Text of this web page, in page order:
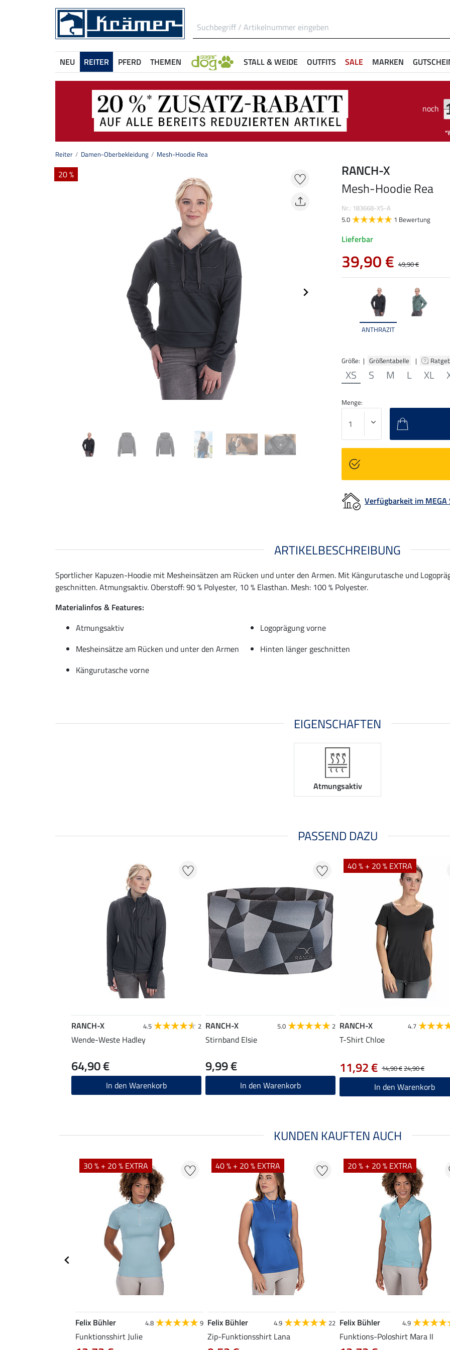
NEU REITER PFERD THEMEN STALL & WEIDE OUTFITS SALE MARKEN
noch
Reiter Damen-Oberbekleidung Mesh-Hoodie Rea
20 %
ANTHRAZIT
Größe: | Größentabelle |
XS S M L XL
RANCH-X
Mesh-Hoodie Rea
Nr.: 183668-XS-A
5.0
1 Bewertung
Lieferbar
39,90 € 49,90 €
Menge:
Verfügbarkeit im MEGA
ARTIKELBESCHREIBUNG
Sportlicher Kapuzen-Hoodie mit Mesheinsätzen am Rücken und unter den Armen. Mit Kängurutasche und
geschnitten. Atmungsaktiv. Oberstoff: 90 % Polyester, 10 % Elasthan. Mesh: 100 % Polyester.
Materialinfos & Features:
Atmungsaktiv
Logoprägung vorne
Mesheinsätze am Rücken und unter den Armen
Hinten länger geschnitten
Kängurutasche vorne
EIGENSCHAFTEN
Atmungsaktiv
PASSEND DAZU
RANCH-X 4.5 2
Wende-Weste Hadley
64,90 €
In den Warenkorb
RANCH-X 5.0 2
Stirnband Elsie
9,99 €
In den Warenkorb
40 % + 20 % EXTRA
RANCH-X 4.7
T-Shirt Chloe
14,90 €24,90 €
11,92 €
In den Warenkorb
KUNDEN KAUFTEN AUCH
30 % + 20 % EXTRA
Felix Bühler 4.8 9
Funktionsshirt Julie
40 % + 20 % EXTRA
Felix Bühler 4.9 22
Zip-Funktionsshirt Lana
20 % + 20 % EXTRA
Felix Bühler 4.9
Funktions-Poloshirt Mara II